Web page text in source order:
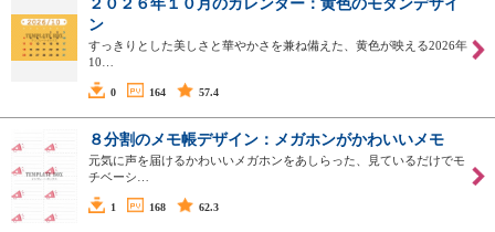
２０２６年１０月のカレンダー：黄色のモダンデザイ
ン
すっきりとした美しさと華やかさを兼ね備えた、黄色が映える2026年
10…
0 164 57.4
８分割のメモ帳デザイン：メガホンがかわいいメモ
元気に声を届けるかわいいメガホンをあしらった、見ているだけでモ
チベーシ…
1 168 62.3